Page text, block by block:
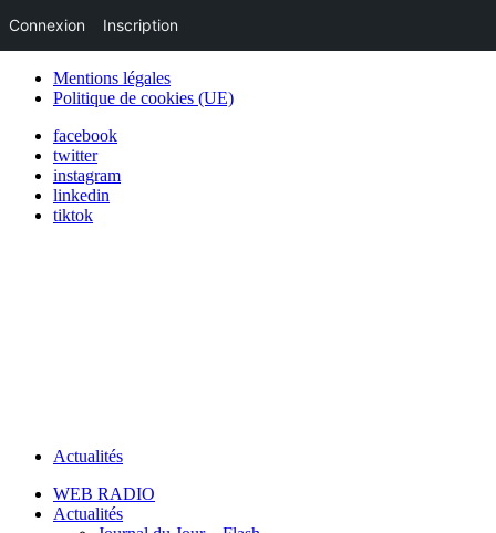
Mentions légales
Politique de cookies (UE)
facebook
twitter
instagram
linkedin
tiktok
Actualités
WEB RADIO
Actualités
Connexion Inscription